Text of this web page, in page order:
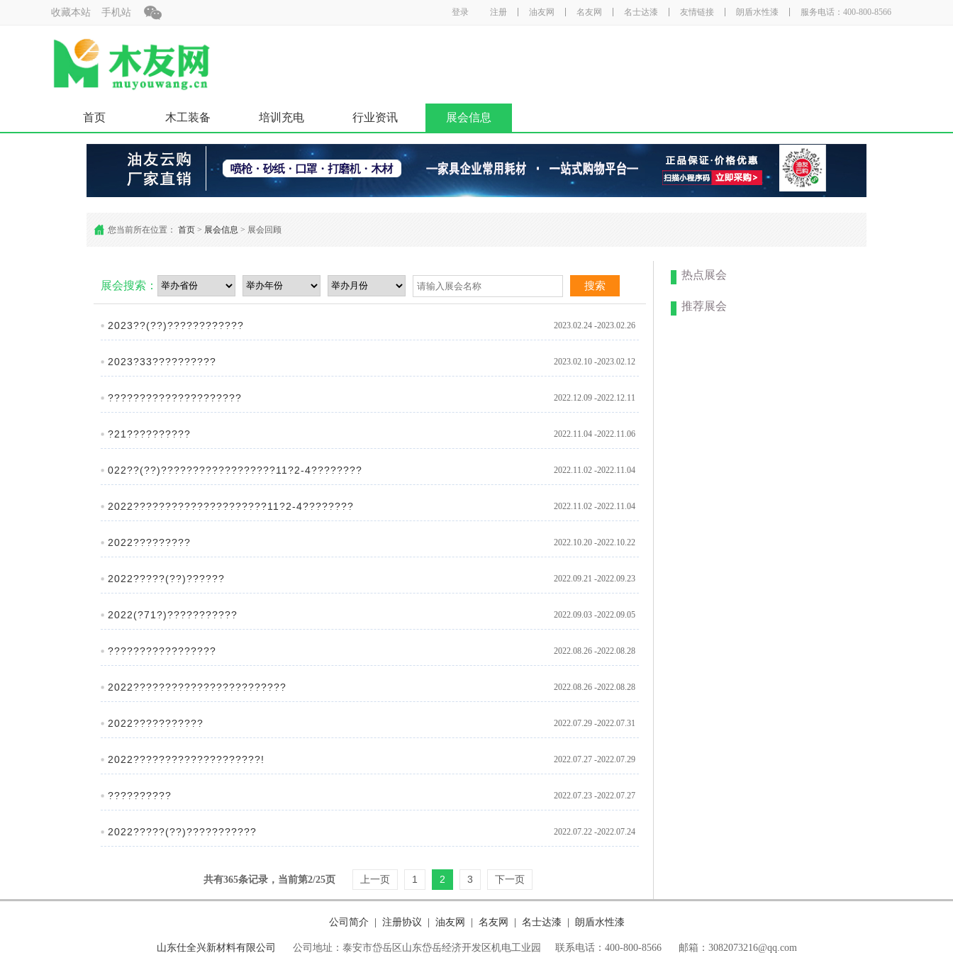
收藏本站 手机站 登录 注册 油友网 名友网 名士达漆 友情链接 朗盾水性漆 服务电话：400-800-8566
首页 木工装备 培训充电 行业资讯 展会信息
您当前所在位置： 首页 > 展会信息 > 展会回顾
展会搜索： 搜索
2023??(??)???????????? 2023.02.24 -2023.02.26
2023?33?????????? 2023.02.10 -2023.02.12
????????????????????? 2022.12.09 -2022.12.11
?21?????????? 2022.11.04 -2022.11.06
022??(??)??????????????????11?2-4???????? 2022.11.02 -2022.11.04
2022?????????????????????11?2-4???????? 2022.11.02 -2022.11.04
2022????????? 2022.10.20 -2022.10.22
2022?????(??)?????? 2022.09.21 -2022.09.23
2022(?71?)??????????? 2022.09.03 -2022.09.05
????????????????? 2022.08.26 -2022.08.28
2022???????????????????????? 2022.08.26 -2022.08.28
2022??????????? 2022.07.29 -2022.07.31
2022????????????????????! 2022.07.27 -2022.07.29
?????????? 2022.07.23 -2022.07.27
2022?????(??)??????????? 2022.07.22 -2022.07.24
共有365条记录，当前第2/25页 上一页 1 2 3 下一页
热点展会
推荐展会
公司简介 注册协议 油友网 名友网 名士达漆 朗盾水性漆
山东仕全兴新材料有限公司 公司地址：泰安市岱岳区山东岱岳经济开发区机电工业园 联系电话：400-800-8566 邮箱：3082073216@qq.com